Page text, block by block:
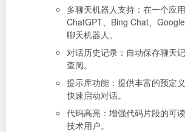
多聊天机器人支持：在一个应
ChatGPT、Bing Chat、
聊天机器人。
对话历史记录：自动保存聊天
查阅。
提示库功能：提供丰富的预定
快速启动对话。
代码高亮：增强代码片段的可
技术用户。